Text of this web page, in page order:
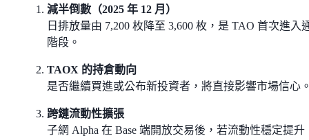
減半倒數（2025 年 12 月）
日排放量由 7,200 枚降至 3,600 枚，是 TAO 首次進入
階段。
TAOX 的持倉動向
是否繼續買進或公布新投資者，將直接影響市場信心
跨鏈流動性擴張
子網 Alpha 在 Base 端開放交易後，若流動性穩定提升